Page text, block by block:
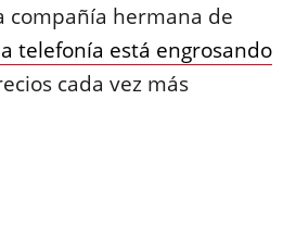
hermana de
telefonía está engrosando
cada vez más